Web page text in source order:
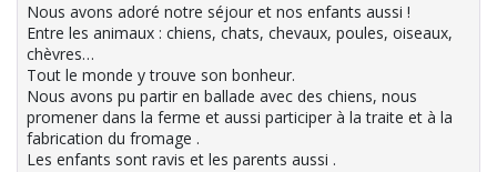
Nous avons adoré notre séjour et nos enfants aussi !
Entre les animaux : chiens, chats, chevaux, poules, oiseaux,
chèvres…
Tout le monde y trouve son bonheur.
Nous avons pu partir en ballade avec des chiens, nous
promener dans la ferme et aussi participer à la traite et à la
fabrication du fromage .
Les enfants sont ravis et les parents aussi .